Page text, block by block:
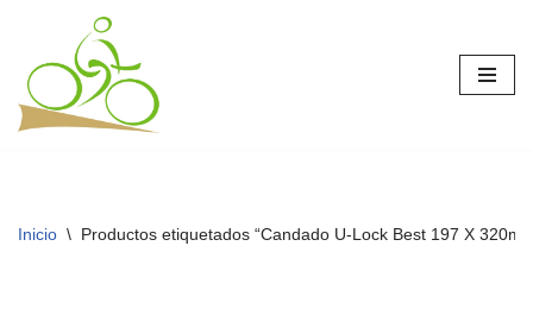
Saltar
al
contenido
Inicio \ Productos etiquetados “Candado U-Lock Best 197 X